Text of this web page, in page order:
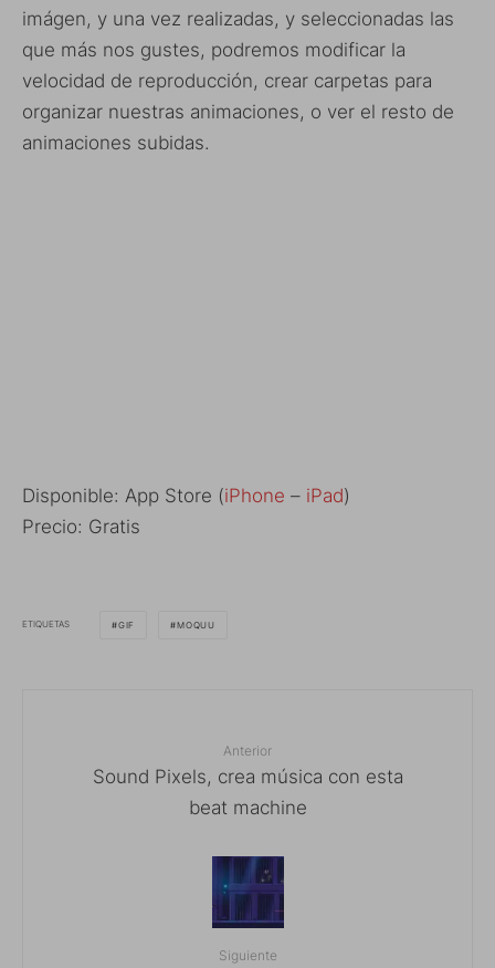
imágen, y una vez realizadas, y seleccionadas las
que más nos gustes, podremos modificar la
velocidad de reproducción, crear carpetas para
organizar nuestras animaciones, o ver el resto de
animaciones subidas.
Disponible: App Store (iPhone – iPad)
Precio: Gratis
ETIQUETAS GIF MOQUU
Anterior
Sound Pixels, crea música con esta
beat machine
Siguiente